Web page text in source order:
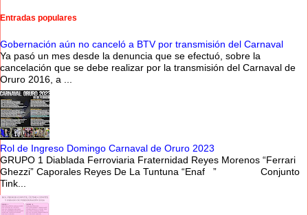
Entradas populares
Gobernación aún no canceló a BTV por transmisión del Carnaval
Ya pasó un mes desde la denuncia que se efectuó, sobre la
cancelación que se debe realizar por la transmisión del Carnaval de
Oruro 2016, a ...
Rol de Ingreso Domingo Carnaval de Oruro 2023
GRUPO 1 Diablada Ferroviaria Fraternidad Reyes Morenos “Ferrari
Ghezzi” Caporales Reyes De La Tuntuna “Enaf ” Conjunto
Tink...